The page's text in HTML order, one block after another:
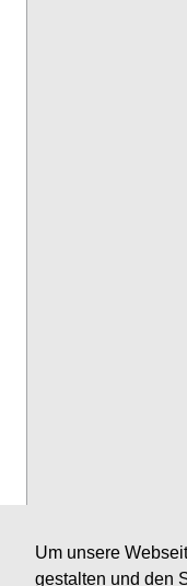
Um unsere
gestalten und den